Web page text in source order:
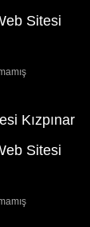
Sitesi
Kızpınar
Sitesi